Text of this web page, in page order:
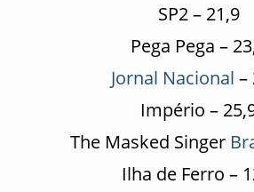
SP2 – 21,9
Pega Pega –
Jornal Nacional –
Império –
The Masked Singer
Ilha de Ferro –